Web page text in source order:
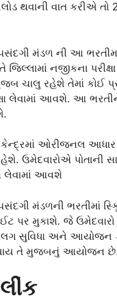
થવાની વાત કરીએ તો
મંડળ ની આ
જિલ્લામાં નજીકના
ચાલુ રહેશે તેમાં કોઈ
લેવામાં આવશે. આ
કેન્દ્રમાં ઓરીજનલ આધાર
ઉમેદવારોએ
લેવામાં આવશે
મંડળની ભરતીમાં
પર મુકાશે. જે
સુવિધા અને આયોજન
થાય તે મુજબનું આયોજન